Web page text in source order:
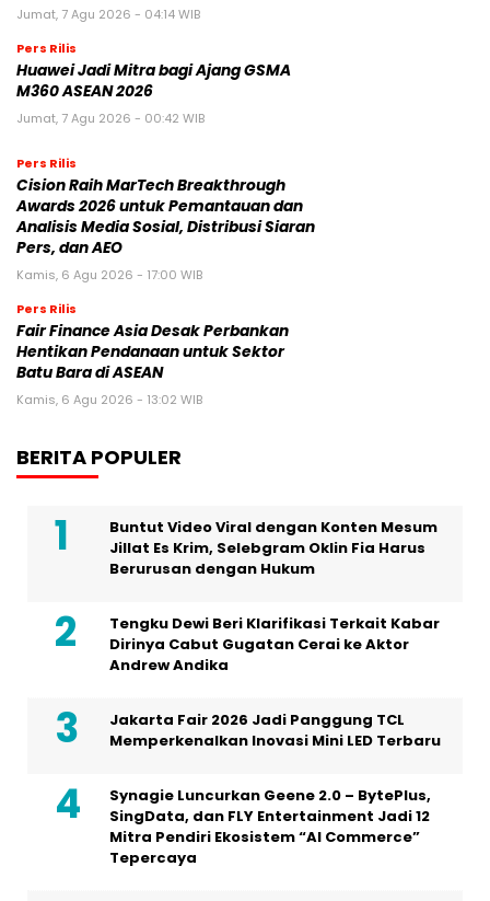
Jumat, 7 Agu 2026 - 04:14 WIB
Pers Rilis
Huawei Jadi Mitra bagi Ajang GSMA
M360 ASEAN 2026
Jumat, 7 Agu 2026 - 00:42 WIB
Pers Rilis
Cision Raih MarTech Breakthrough
Awards 2026 untuk Pemantauan dan
Analisis Media Sosial, Distribusi Siaran
Pers, dan AEO
Kamis, 6 Agu 2026 - 17:00 WIB
Pers Rilis
Fair Finance Asia Desak Perbankan
Hentikan Pendanaan untuk Sektor
Batu Bara di ASEAN
Kamis, 6 Agu 2026 - 13:02 WIB
BERITA POPULER
Buntut Video Viral dengan Konten Mesum
Jillat Es Krim, Selebgram Oklin Fia Harus
Berurusan dengan Hukum
Tengku Dewi Beri Klarifikasi Terkait Kabar
Dirinya Cabut Gugatan Cerai ke Aktor
Andrew Andika
Jakarta Fair 2026 Jadi Panggung TCL
Memperkenalkan Inovasi Mini LED Terbaru
Synagie Luncurkan Geene 2.0 – BytePlus,
SingData, dan FLY Entertainment Jadi 12
Mitra Pendiri Ekosistem “AI Commerce”
Tepercaya